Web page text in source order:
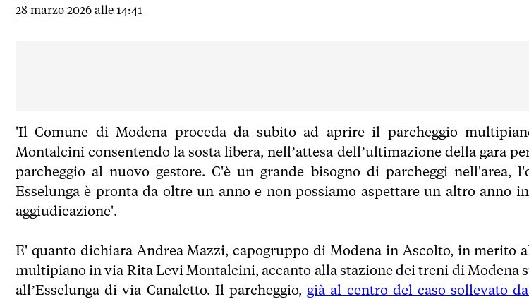
28 marzo 2026 alle 14:41
'Il Comune di Modena proceda da subito ad aprire il parcheggio
Montalcini consentendo la sosta libera, nell’attesa dell’ultimazione della gara
parcheggio al nuovo gestore. C'è un grande bisogno di parcheggi nell'area,
Esselunga è pronta da oltre un anno e non possiamo aspettare un altro anno
aggiudicazione'.
E' quanto dichiara Andrea Mazzi, capogruppo di Modena in Ascolto, in merito
multipiano in via Rita Levi Montalcini, accanto alla stazione dei treni di Modena
all’Esselunga di via Canaletto. Il parcheggio, già al centro del caso sollevato